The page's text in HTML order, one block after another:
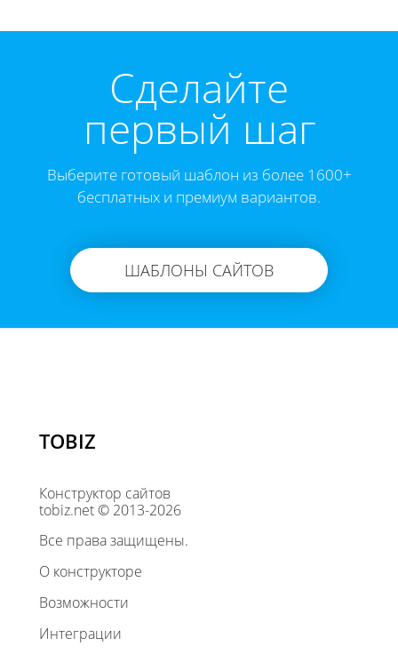
Cделайте
первый шаг
Выберите готовый шаблон из более 1600+
бесплатных и премиум вариантов.
ШАБЛОНЫ САЙТОВ
TOBIZ
Конструктор сайтов
tobiz.net © 2013-2026
Все права защищены.
О конструкторе
Возможности
Интеграции